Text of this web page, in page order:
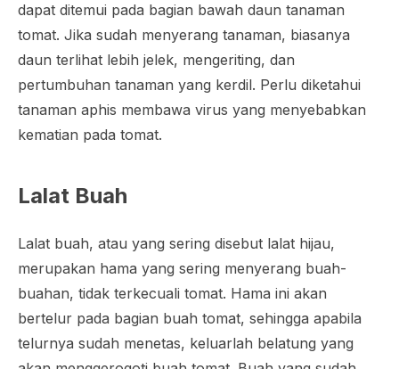
dapat ditemui pada bagian bawah daun tanaman
tomat. Jika sudah menyerang tanaman, biasanya
daun terlihat lebih jelek, mengeriting, dan
pertumbuhan tanaman yang kerdil. Perlu diketahui
tanaman aphis membawa virus yang menyebabkan
kematian pada tomat.
Lalat Buah
Lalat buah, atau yang sering disebut lalat hijau,
merupakan hama yang sering menyerang buah-
buahan, tidak terkecuali tomat. Hama ini akan
bertelur pada bagian buah tomat, sehingga apabila
telurnya sudah menetas, keluarlah belatung yang